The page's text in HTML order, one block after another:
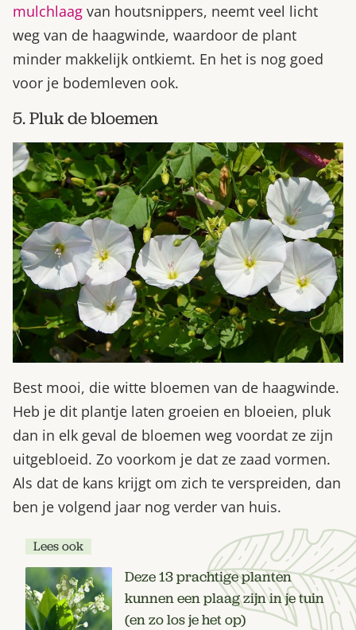
mulchlaag van houtsnippers, neemt veel licht
weg van de haagwinde, waardoor de plant
minder makkelijk ontkiemt. En het is nog goed
voor je bodemleven ook.
5. Pluk de bloemen
Best mooi, die witte bloemen van de haagwinde.
Heb je dit plantje laten groeien en bloeien, pluk
dan in elk geval de bloemen weg voordat ze zijn
uitgebloeid. Zo voorkom je dat ze zaad vormen.
Als dat de kans krijgt om zich te verspreiden, dan
ben je volgend jaar nog verder van huis.
Lees ook
Deze 13 prachtige planten
kunnen een plaag zijn in je tuin
(en zo los je het op)